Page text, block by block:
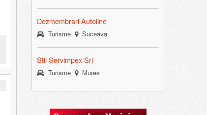
Dezmembrari Autoline
Turisme Suceava
Stil Servimpex Srl
Turisme Mures